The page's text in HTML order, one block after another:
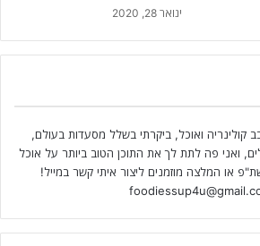
ינואר 28, 2020
קולינריה ואוכל, ביקרתי בשלל מסעדות בעולם,
ואני פה לתת לך את התוכן הטוב ביותר על אוכל
או המלצה מוזמנים ליצור איתי קשר במייל!